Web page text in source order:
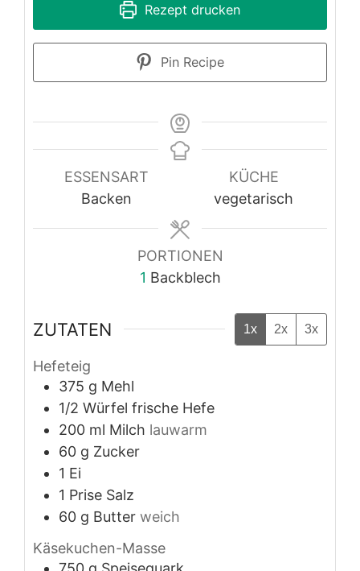
Rezept drucken
Pin Recipe
ESSENSART
Backen
KÜCHE
vegetarisch
PORTIONEN
1 Backblech
ZUTATEN 1x 2x 3x
Hefeteig
375 g Mehl
1/2 Würfel frische Hefe
200 ml Milch lauwarm
60 g Zucker
1 Ei
1 Prise Salz
60 g Butter weich
Käsekuchen-Masse